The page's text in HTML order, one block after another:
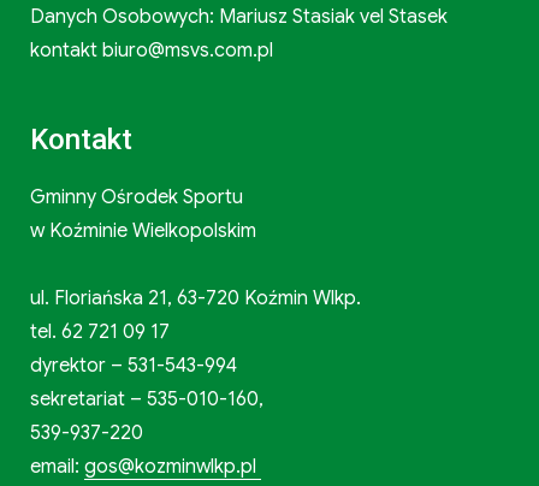
Danych Osobowych: Mariusz Stasiak vel Stasek
kontakt biuro@msvs.com.pl
Kontakt
Gminny Ośrodek Sportu
w Koźminie Wielkopolskim
ul. Floriańska 21, 63-720 Koźmin Wlkp.
tel. 62 721 09 17
dyrektor – 531-543-994
sekretariat – 535-010-160,
539-937-220
email: gos@kozminwlkp.pl